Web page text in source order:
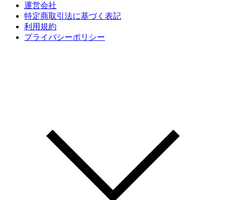
運営会社
特定商取引法に基づく表記
利用規約
プライバシーポリシー